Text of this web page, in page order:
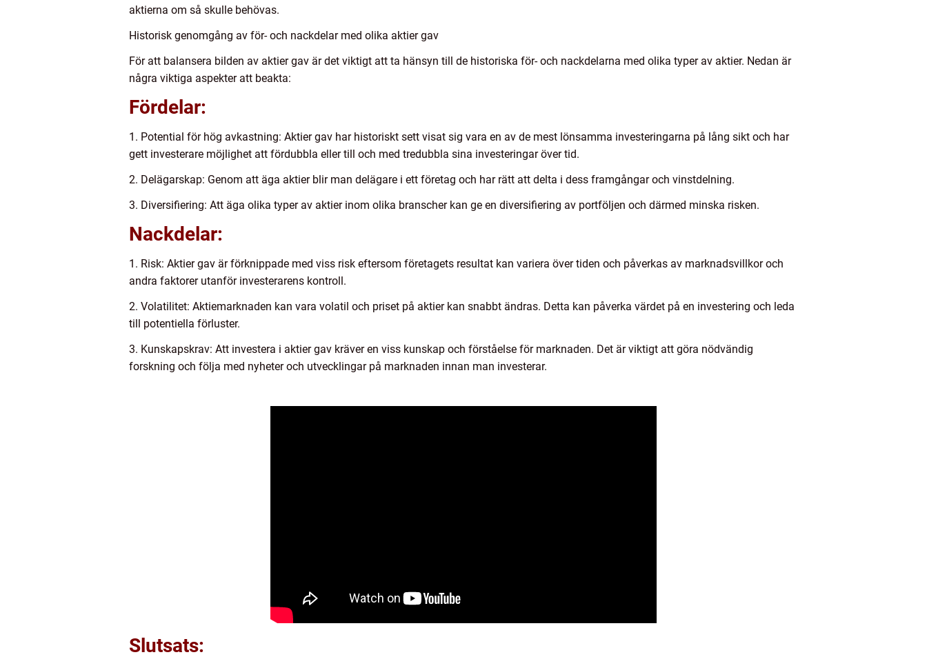
aktierna om så skulle behövas.
Historisk genomgång av för- och nackdelar med olika aktier gav
För att balansera bilden av aktier gav är det viktigt att ta hänsyn till de historiska för- och nackdelarna med olika typer av aktier. Nedan är
några viktiga aspekter att beakta:
Fördelar:
1. Potential för hög avkastning: Aktier gav har historiskt sett visat sig vara en av de mest lönsamma investeringarna på lång sikt och har
gett investerare möjlighet att fördubbla eller till och med tredubbla sina investeringar över tid.
2. Delägarskap: Genom att äga aktier blir man delägare i ett företag och har rätt att delta i dess framgångar och vinstdelning.
3. Diversifiering: Att äga olika typer av aktier inom olika branscher kan ge en diversifiering av portföljen och därmed minska risken.
Nackdelar:
1. Risk: Aktier gav är förknippade med viss risk eftersom företagets resultat kan variera över tiden och påverkas av marknadsvillkor och
andra faktorer utanför investerarens kontroll.
2. Volatilitet: Aktiemarknaden kan vara volatil och priset på aktier kan snabbt ändras. Detta kan påverka värdet på en investering och leda
till potentiella förluster.
3. Kunskapskrav: Att investera i aktier gav kräver en viss kunskap och förståelse för marknaden. Det är viktigt att göra nödvändig
forskning och följa med nyheter och utvecklingar på marknaden innan man investerar.
Slutsats: